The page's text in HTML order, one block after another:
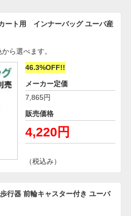
ート用 インナーバッグ ユーバ産
ら選べます。
46.3%OFF!!
メーカー定価
7,865円
販売価格
4,220円
（税込み）
行器 前輪キャスター付き ユーバ